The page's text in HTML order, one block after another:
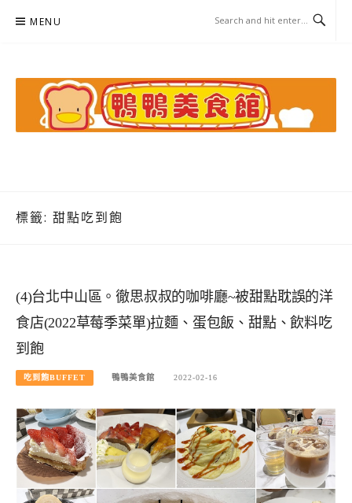
MENU
標籤: 甜點吃到飽
(4)台北中山區。徹思叔叔的咖啡廳~被甜點耽誤的洋
食店(2022草莓季菜單)拉麵、蛋包飯、甜點、飲料吃
到飽
吃到飽BUFFET 鴨鴨美食館 2022-02-16